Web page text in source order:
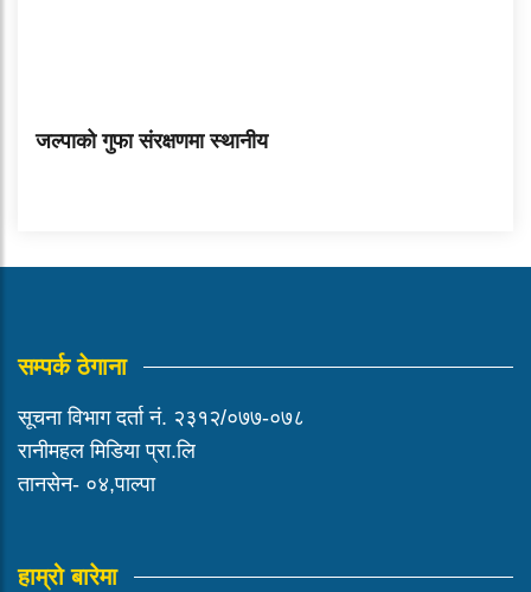
जल्पाको गुफा संरक्षणमा स्थानीय
सम्पर्क ठेगाना
सूचना विभाग दर्ता नं. २३१२/०७७-०७८
रानीमहल मिडिया प्रा.लि
तानसेन- ०४,पाल्पा
हाम्रो बारेमा